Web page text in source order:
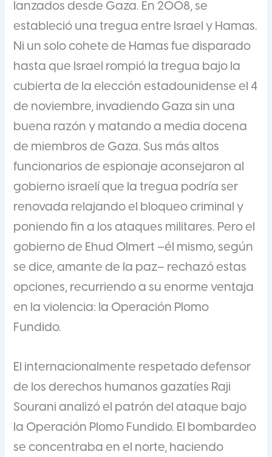
lanzados desde Gaza. En 2008, se
estableció una tregua entre Israel y Hamas.
Ni un solo cohete de Hamas fue disparado
hasta que Israel rompió la tregua bajo la
cubierta de la elección estadounidense el 4
de noviembre, invadiendo Gaza sin una
buena razón y matando a media docena
de miembros de Gaza. Sus más altos
funcionarios de espionaje aconsejaron al
gobierno israelí que la tregua podría ser
renovada relajando el bloqueo criminal y
poniendo fin a los ataques militares. Pero el
gobierno de Ehud Olmert –él mismo, según
se dice, amante de la paz– rechazó estas
opciones, recurriendo a su enorme ventaja
en la violencia: la Operación Plomo
Fundido.
El internacionalmente respetado defensor
de los derechos humanos gazatíes Raji
Sourani analizó el patrón del ataque bajo
la Operación Plomo Fundido. El bombardeo
se concentraba en el norte, haciendo